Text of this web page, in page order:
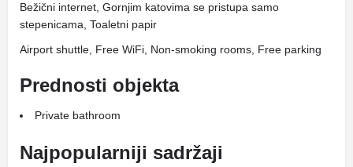
Bežični internet, Gornjim katovima se pristupa samo
stepenicama, Toaletni papir
Airport shuttle, Free WiFi, Non-smoking rooms, Free parking
Prednosti objekta
Private bathroom
Najpopularniji sadržaji